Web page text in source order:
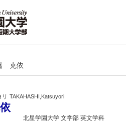
克依
TAKAHASHI,Katsuyori
北星学園大学 文学部 英文学科